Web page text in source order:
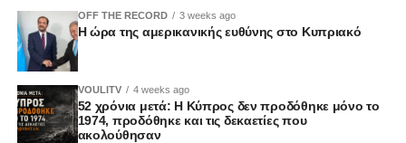
OFF THE RECORD 3 weeks ago
Η ώρα της αμερικανικής ευθύνης στο Κυπριακό
VOULITV 4 weeks ago
52 χρόνια μετά: Η Κύπρος δεν προδόθηκε μόνο το
1974, προδόθηκε και τις δεκαετίες που
ακολούθησαν